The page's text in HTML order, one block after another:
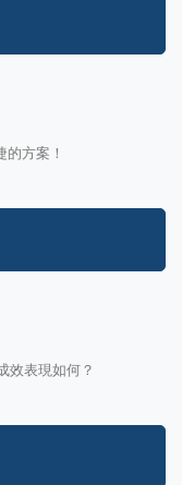
方案！
效表現如何？